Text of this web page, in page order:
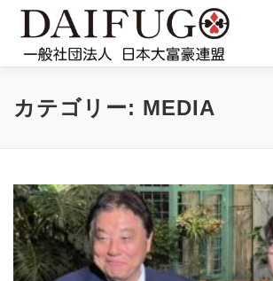
NEWS ABOUT US 公式ルール
カテゴリー: MEDIA